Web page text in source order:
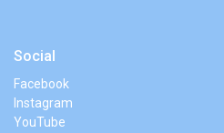
Social
Facebook
Instagram
YouTube